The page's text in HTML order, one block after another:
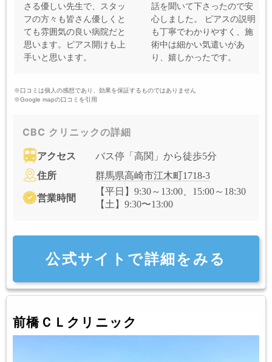
さる優しい先生で、スタッ
フの方々も皆さん優しくと
ても雰囲気の良い病院だと
思います。ピアス開けも上
手いと思います。
話を聞いて下さったので安
心しました。 ピアスの説明
も丁寧でわかりやすく、施
術中は細かい気遣いがあ
り、嬉しかったです。
※口コミは個人の感想であり、効果を保証するものではありません
※Google mapの口コミを引用
CBC クリニックの詳細
アクセス
バス停「高関」から徒歩5分
住所
群馬県高崎市江木町1718-3
営業時間
【平日】9:30～13:00、15:00～18:30
【土】9:30〜13:00
公式サイトで詳細をみる
前橋ＣＬクリニック